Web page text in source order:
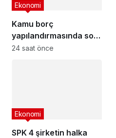
Kamu borç
yapılandırmasında son
başvuru tarihi
Ekonomi
24 saat önce
SPK 4 şirketin halka
Ekonomi